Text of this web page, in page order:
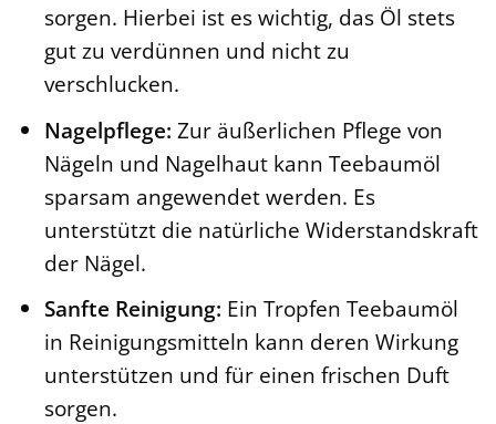
sorgen. Hierbei ist es wichtig, das Öl stets
gut zu verdünnen und nicht zu
verschlucken.
Nagelpflege: Zur äußerlichen Pflege von
Nägeln und Nagelhaut kann Teebaumöl
sparsam angewendet werden. Es
unterstützt die natürliche Widerstandskraft
der Nägel.
Sanfte Reinigung: Ein Tropfen Teebaumöl
in Reinigungsmitteln kann deren Wirkung
unterstützen und für einen frischen Duft
sorgen.